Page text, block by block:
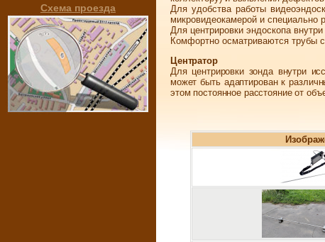
Схема проезда
Для удобства работы
микровидеокамерой и специально
Для центрировки эндоскопа
Комфортно осматриваются трубы
Центратор
Для центрировки зонда внутри
может быть адаптирован к
этом постоянное расстояние от